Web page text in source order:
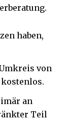
haben,
von
an
Teil